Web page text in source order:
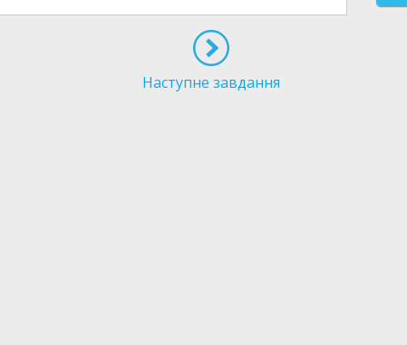
Наступне завдання